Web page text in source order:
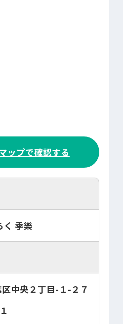
ップで確認する
く 季樂
中央２丁目-１-２７